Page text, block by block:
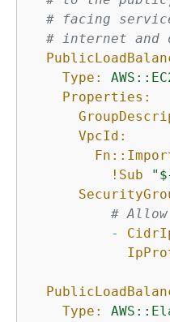
# facing
# internet and
Type:
Properties:
VpcId:
!Sub
"$
#
-
Type: